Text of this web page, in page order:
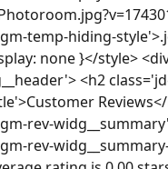
temp-hiding-
none }</style>
<h2
rev-
rev-